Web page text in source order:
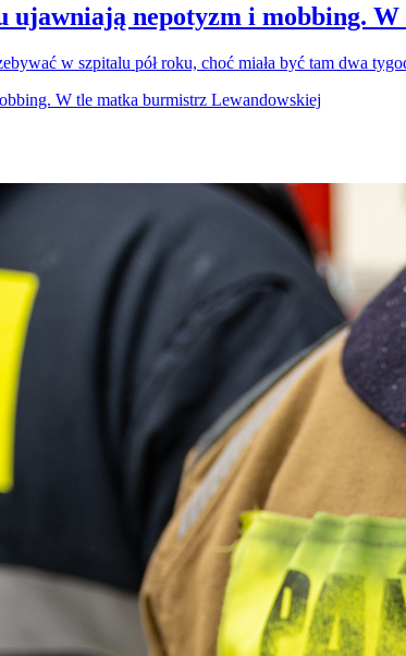
nepotyzm i mobbing.
w szpitalu pół roku, choć miała być tam dwa